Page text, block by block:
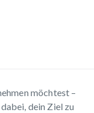
möchtest –
dein Ziel zu